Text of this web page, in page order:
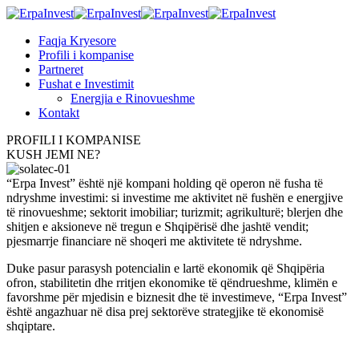
Faqja Kryesore
Profili i kompanise
Partneret
Fushat e Investimit
Energjia e Rinovueshme
Kontakt
PROFILI I KOMPANISE
KUSH JEMI NE?
“Erpa Invest” është një kompani holding që operon në fusha të
ndryshme investimi: si investime me aktivitet në fushën e energjive
të rinovueshme; sektorit imobiliar; turizmit; agrikulturë; blerjen dhe
shitjen e aksioneve në tregun e Shqipërisë dhe jashtë vendit;
pjesmarrje financiare në shoqeri me aktivitete të ndryshme.
Duke pasur parasysh potencialin e lartë ekonomik që Shqipëria
ofron, stabilitetin dhe rritjen ekonomike të qëndrueshme, klimën e
favorshme për mjedisin e biznesit dhe të investimeve, “Erpa Invest”
është angazhuar në disa prej sektorëve strategjike të ekonomisë
shqiptare.